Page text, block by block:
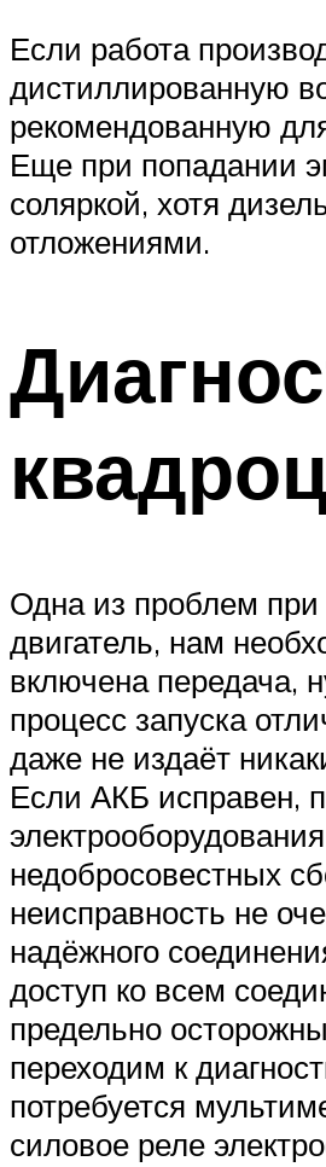
Если работа
дистиллированную
рекомендованную
Еще при попадании
соляркой, хотя
отложениями.
Одна из проблем при
двигатель, нам
включена передача,
процесс запуска
даже не издаёт
Если АКБ исправен,
недобросовестных
неисправность не
надёжного
доступ ко всем
предельно
переходим к
потребуется
силовое реле